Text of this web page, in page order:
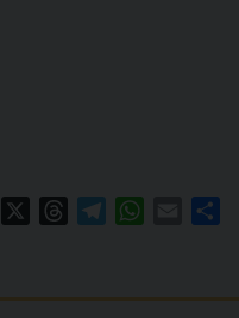
FacebookThreadsTelegram Email